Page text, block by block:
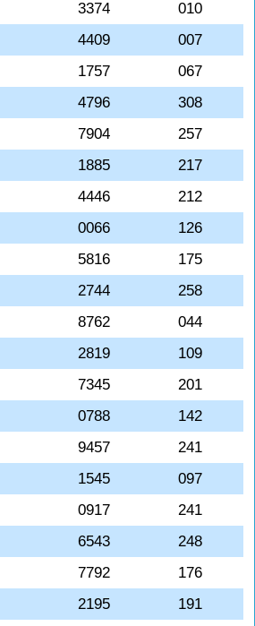
3374
010
4409
007
1757
067
4796
308
7904
257
1885
217
4446
212
0066
126
5816
175
2744
258
8762
044
2819
109
7345
201
0788
142
9457
241
1545
097
0917
241
6543
248
7792
176
2195
191